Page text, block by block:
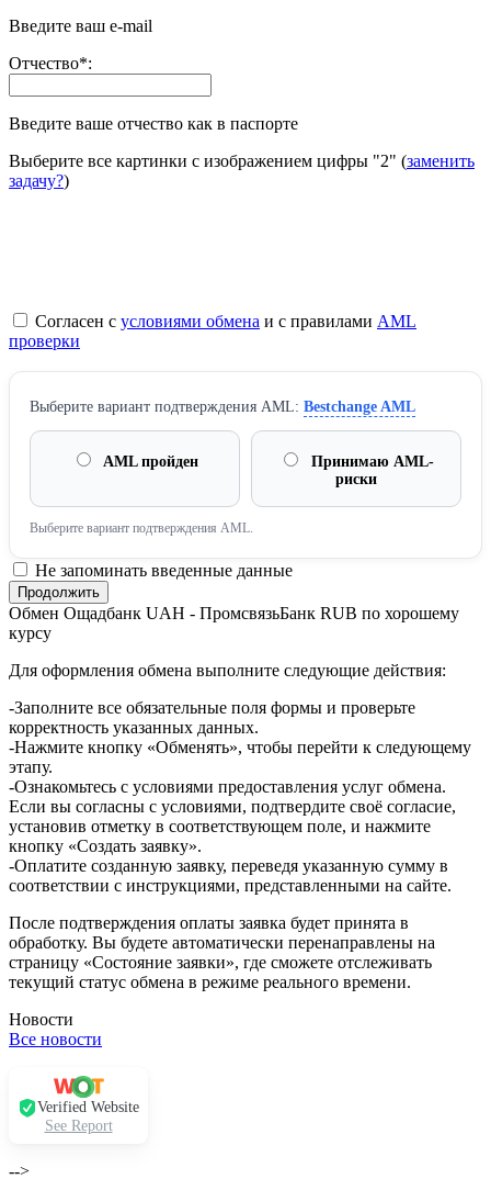
Введите ваш e-mail
Отчество*:
Введите ваше отчество как в паспорте
Выберите все картинки с изображением цифры "2" (заменить
задачу?)
Согласен с условиями обмена и с правилами AML
проверки
Выберите вариант подтверждения AML: Bestchange AML
AML пройден
Принимаю AML-
риски
Выберите вариант подтверждения AML.
Не запоминать введенные данные
Обмен Ощадбанк UAH - ПромсвязьБанк RUB по хорошему
курсу
Для оформления обмена выполните следующие действия:
-Заполните все обязательные поля формы и проверьте
корректность указанных данных.
-Нажмите кнопку «Обменять», чтобы перейти к следующему
этапу.
-Ознакомьтесь с условиями предоставления услуг обмена.
Если вы согласны с условиями, подтвердите своё согласие,
установив отметку в соответствующем поле, и нажмите
кнопку «Создать заявку».
-Оплатите созданную заявку, переведя указанную сумму в
соответствии с инструкциями, представленными на сайте.
После подтверждения оплаты заявка будет принята в
обработку. Вы будете автоматически перенаправлены на
страницу «Состояние заявки», где сможете отслеживать
текущий статус обмена в режиме реального времени.
Новости
Все новости
Verified Website
See Report
-->